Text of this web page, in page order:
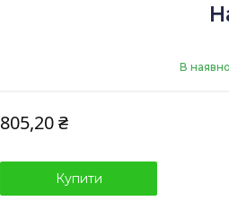
В
805,20 ₴
Купити